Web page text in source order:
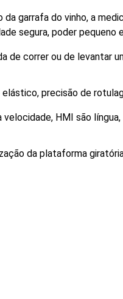
garrafa do vinho, a
segura, poder pequeno
correr ou de levantar
precisão de
HMI são
da plataforma